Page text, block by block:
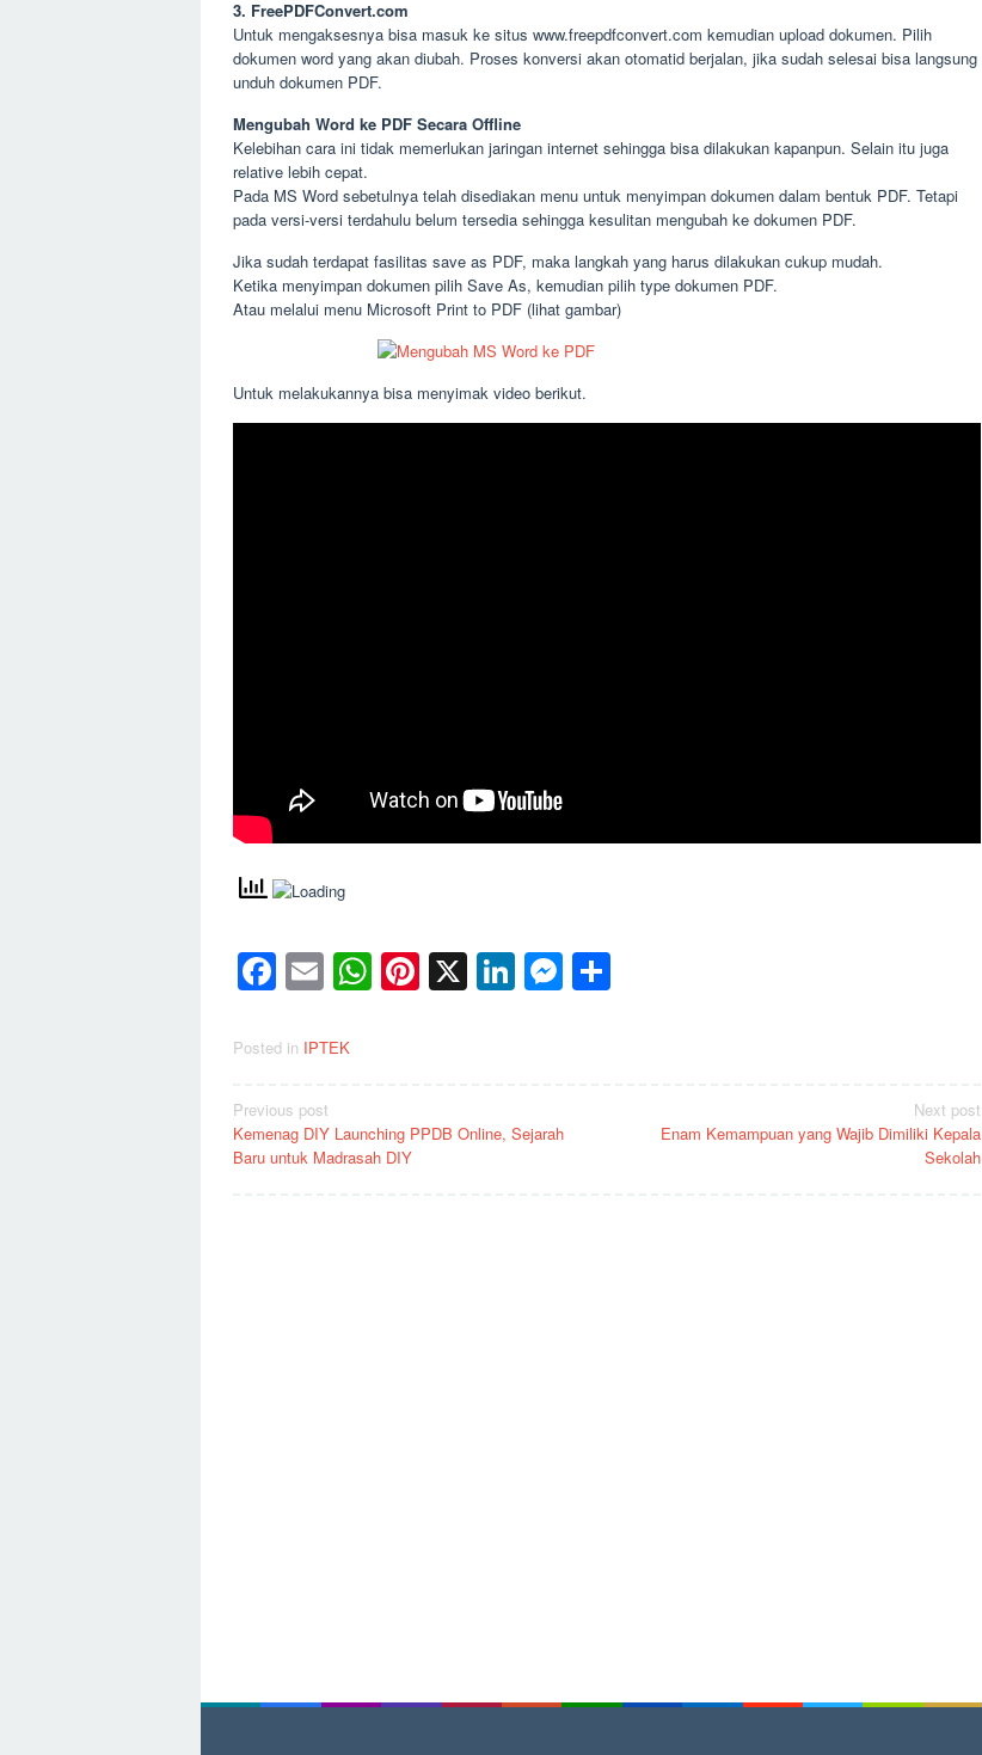
3. FreePDFConvert.com
Untuk mengaksesnya bisa masuk ke situs www.freepdfconvert.com kemudian upload dokumen. Pilih
dokumen word yang akan diubah. Proses konversi akan otomatid berjalan, jika sudah selesai bisa langsung
unduh dokumen PDF.
Mengubah Word ke PDF Secara Offline
Kelebihan cara ini tidak memerlukan jaringan internet sehingga bisa dilakukan kapanpun. Selain itu juga
relative lebih cepat.
Pada MS Word sebetulnya telah disediakan menu untuk menyimpan dokumen dalam bentuk PDF. Tetapi
pada versi-versi terdahulu belum tersedia sehingga kesulitan mengubah ke dokumen PDF.
Jika sudah terdapat fasilitas save as PDF, maka langkah yang harus dilakukan cukup mudah.
Ketika menyimpan dokumen pilih Save As, kemudian pilih type dokumen PDF.
Atau melalui menu Microsoft Print to PDF (lihat gambar)
Untuk melakukannya bisa menyimak video berikut.
Facebook
EmailWhatsApp
Pinterest
X LinkedIn
Messenger
Share
Posted in IPTEK
Post
navigation
Previous post
Kemenag DIY Launching PPDB Online, Sejarah
Baru untuk Madrasah DIY
Next post
Enam Kemampuan yang Wajib Dimiliki Kepala
Sekolah